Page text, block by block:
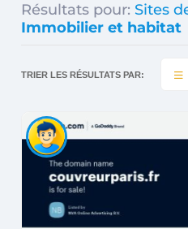
Résultats pour: Sites
Immobilier et habitat
TRIER LES RÉSULTATS PAR: